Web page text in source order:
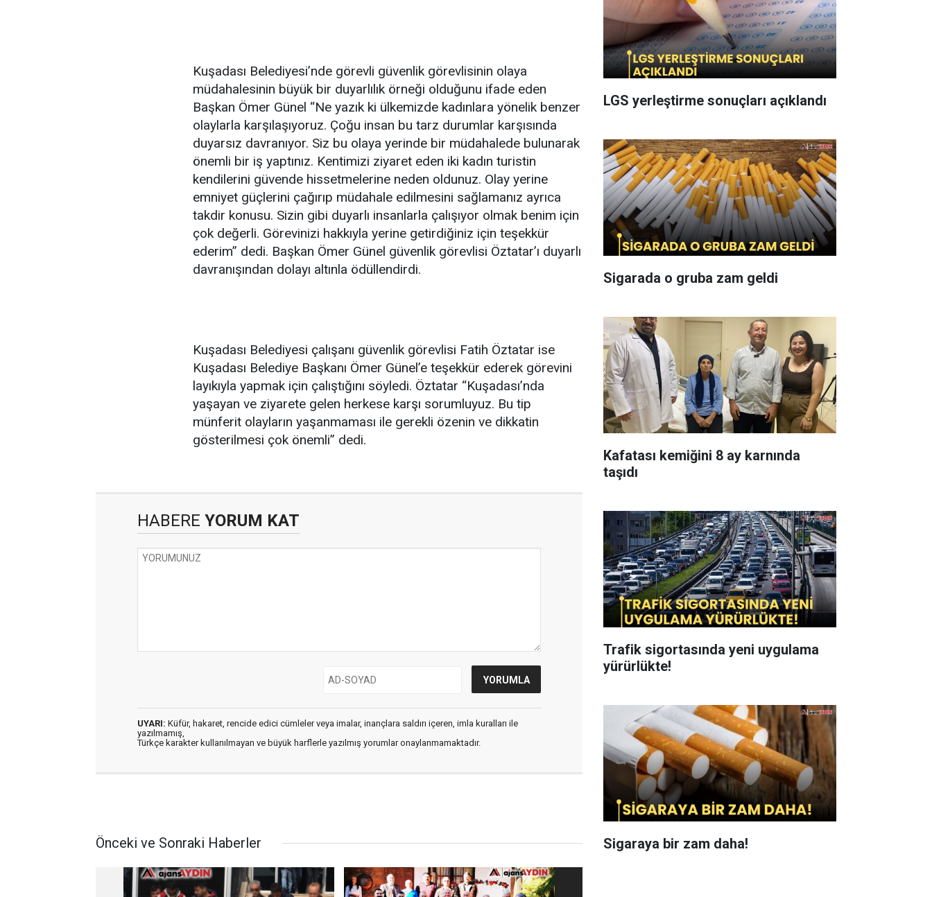
Kuşadası Belediyesi’nde görevli güvenlik görevlisinin olaya
müdahalesinin büyük bir duyarlılık örneği olduğunu ifade eden
Başkan Ömer Günel “Ne yazık ki ülkemizde kadınlara yönelik benzer
olaylarla karşılaşıyoruz. Çoğu insan bu tarz durumlar karşısında
duyarsız davranıyor. Siz bu olaya yerinde bir müdahalede bulunarak
önemli bir iş yaptınız. Kentimizi ziyaret eden iki kadın turistin
kendilerini güvende hissetmelerine neden oldunuz. Olay yerine
emniyet güçlerini çağırıp müdahale edilmesini sağlamanız ayrıca
takdir konusu. Sizin gibi duyarlı insanlarla çalışıyor olmak benim için
çok değerli. Görevinizi hakkıyla yerine getirdiğiniz için teşekkür
ederim” dedi. Başkan Ömer Günel güvenlik görevlisi Öztatar’ı duyarlı
davranışından dolayı altınla ödüllendirdi.
Kuşadası Belediyesi çalışanı güvenlik görevlisi Fatih Öztatar ise
Kuşadası Belediye Başkanı Ömer Günel’e teşekkür ederek görevini
layıkıyla yapmak için çalıştığını söyledi. Öztatar “Kuşadası’nda
yaşayan ve ziyarete gelen herkese karşı sorumluyuz. Bu tip
münferit olayların yaşanmaması ile gerekli özenin ve dikkatin
gösterilmesi çok önemli” dedi.
HABERE YORUM KAT
UYARI: Küfür, hakaret, rencide edici cümleler veya imalar, inançlara saldırı içeren, imla kuralları ile
yazılmamış,
Türkçe karakter kullanılmayan ve büyük harflerle yazılmış yorumlar onaylanmamaktadır.
Önceki ve Sonraki Haberler
LGS yerleştirme sonuçları açıklandı
Sigarada o gruba zam geldi
Kafatası kemiğini 8 ay karnında
taşıdı
Trafik sigortasında yeni uygulama
yürürlükte!
Sigaraya bir zam daha!